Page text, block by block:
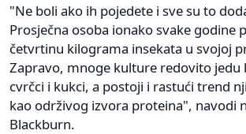
"Ne boli ako ih pojedete i sve su to
Prosječna osoba ionako svake godine
četvrtinu kilograma insekata u svojoj
Zapravo, mnoge kulture redovito jedu
cvrčci i kukci, a postoji i rastući trend
kao održivog izvora proteina", navodi
Blackburn.